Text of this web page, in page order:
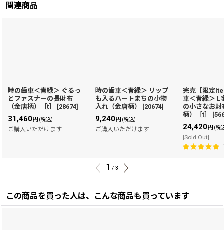
関連商品
時の歯車＜青緑＞ ぐるっ
とファスナーの長財布
（金唐柄）［t］
[28674]
31,460円 (税込)
ご購入いただけます
時の歯車＜青緑＞ リップ
も入るハートまちの小物
入れ（金唐柄）
[20674]
9,240円 (税込)
ご購入いただけます
完売【限定
車＜青緑＞ L
の小さなお財
柄）［t］
[
24,420円 (税
[Sold Out]
1 / 3
この商品を買った人は、こんな商品も買っています